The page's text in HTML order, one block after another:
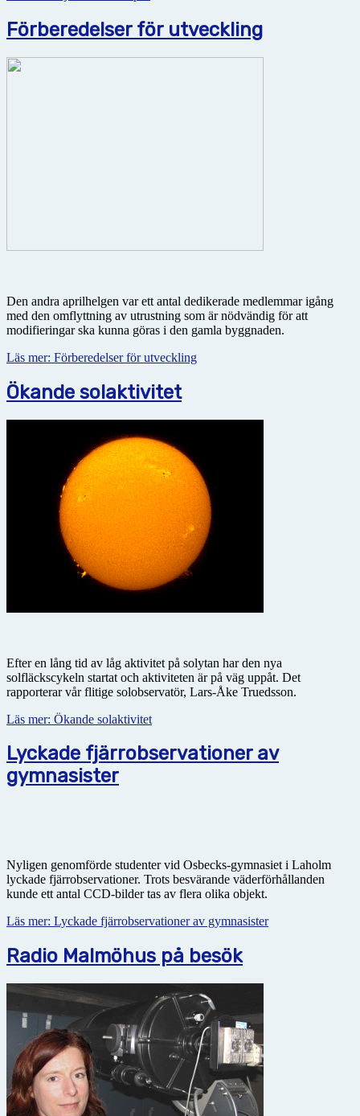
Förberedelser för utveckling
Den andra aprilhelgen var ett antal dedikerade medlemmar igång
med den omflyttning av utrustning som är nödvändig för att
modifieringar ska kunna göras i den gamla byggnaden.
Läs mer: Förberedelser för utveckling
Ökande solaktivitet
Efter en lång tid av låg aktivitet på solytan har den nya
solfläckscykeln startat och aktiviteten är på väg uppåt. Det
rapporterar vår flitige solobservatör, Lars-Åke Truedsson.
Läs mer: Ökande solaktivitet
Lyckade fjärrobservationer av
gymnasister
Nyligen genomförde studenter vid Osbecks-gymnasiet i Laholm
lyckade fjärrobservationer. Trots besvärande väderförhållanden
kunde ett antal CCD-bilder tas av flera olika objekt.
Läs mer: Lyckade fjärrobservationer av gymnasister
Radio Malmöhus på besök